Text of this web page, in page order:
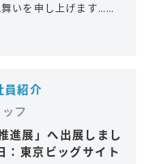
いを申し上げます……
員紹介
フ
進展」へ出展しまし
：東京ビッグサイト